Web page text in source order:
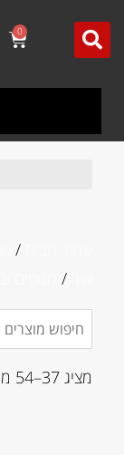
0
/
/
מציג 37–54 מתוך 56 תוצאות